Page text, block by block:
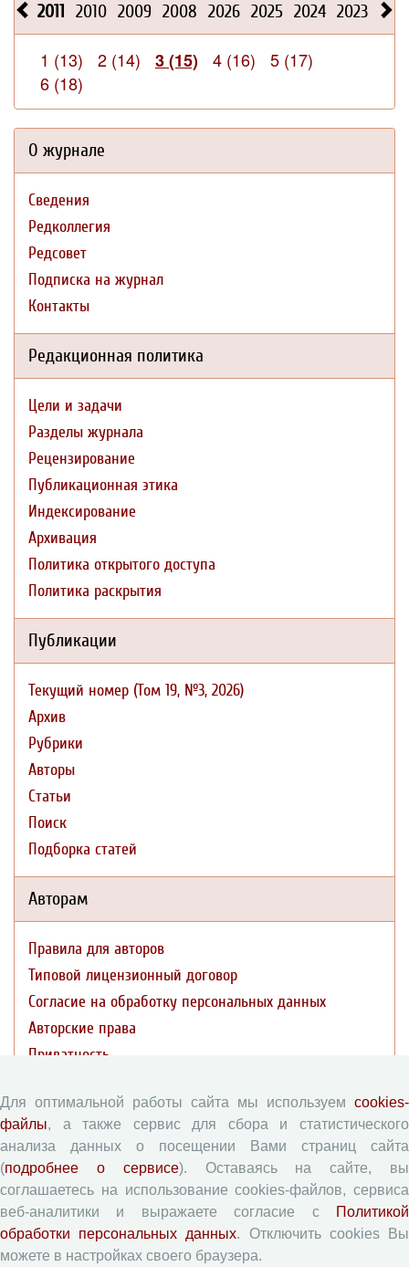
2011 2010 2009 2008 2026 2025 2024 2023 2022
1 (13) 2 (14) 3 (15) 4 (16)
5 (17)
6 (18)
О журнале
Сведения
Редколлегия
Редсовет
Подписка на журнал
Контакты
Редакционная политика
Цели и задачи
Разделы журнала
Рецензирование
Публикационная этика
Индексирование
Архивация
Политика открытого доступа
Политика раскрытия
Публикации
Текущий номер (Том 19, №3, 2026)
Архив
Рубрики
Авторы
Статьи
Поиск
Подборка статей
Авторам
Правила для авторов
Типовой лицензионный договор
Согласие на обработку персональных данных
Авторские права
Приватность
Рецензентам
Памятка рецензенту
Форма рецензии
Журналы ВолНЦ РАН
Для оптимальной работы сайта мы используем cookies-
файлы, а также сервис для сбора и статистического
анализа данных о посещении Вами страниц сайта
(подробнее о сервисе). Оставаясь на сайте, вы
соглашаетесь на использование cookies-файлов, сервиса
веб-аналитики и выражаете согласие с
Политикой
обработки персональных данных. Отключить cookies Вы
можете в настройках своего браузера.